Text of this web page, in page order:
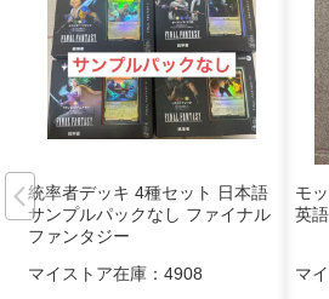
統率者デッキ 4種セット 日本語
サンプルパックなし ファイナル
ファンタジー
マイストア在庫： 4908
モ
英
マ